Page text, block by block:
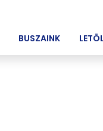
BUSZAINK